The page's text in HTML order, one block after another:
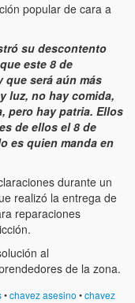
popular de cara a
su descontento
este 8 de
que será aún más
luz, no hay comida,
pero hay patria. Ellos
de ellos el 8 de
es quien manda en
durante un
realizó la entrega de
reparaciones
al
de la zona.
•chavez asesino •chavez